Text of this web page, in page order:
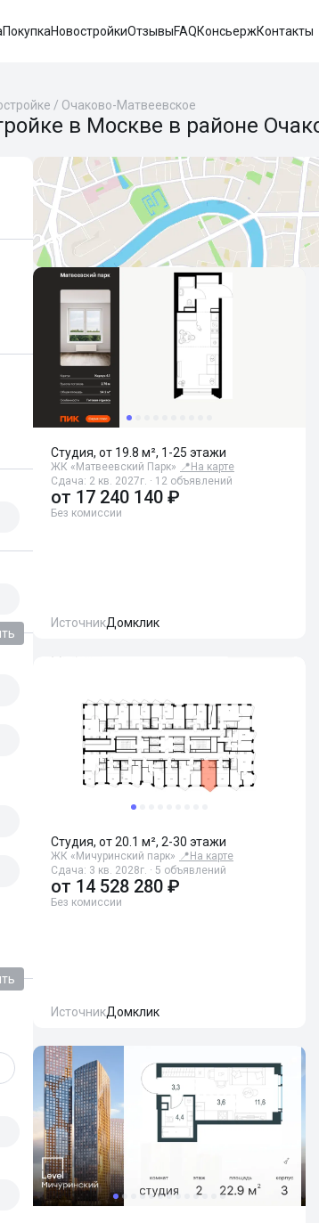
ПокупкаНовостройкиОтзывыFAQКонсьержКонтакты
/ Очаково-Матвеевское
в Москве в районе
Студия, от 19.8 м², 1-25 этажи
ЖК «Матвеевский Парк» 📍 На карте
Сдача: 2 кв. 2027г. · 12 объявлений
от 17 240 140 ₽
Без комиссии
ИсточникДомклик
Студия, от 20.1 м², 2-30 этажи
ЖК «Мичуринский парк» 📍 На карте
Сдача: 3 кв. 2028г. · 5 объявлений
от 14 528 280 ₽
Без комиссии
ИсточникДомклик